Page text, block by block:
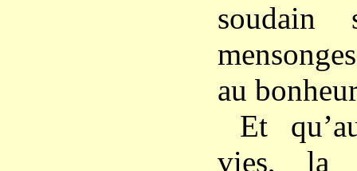
soudain
au
Et
vies, la